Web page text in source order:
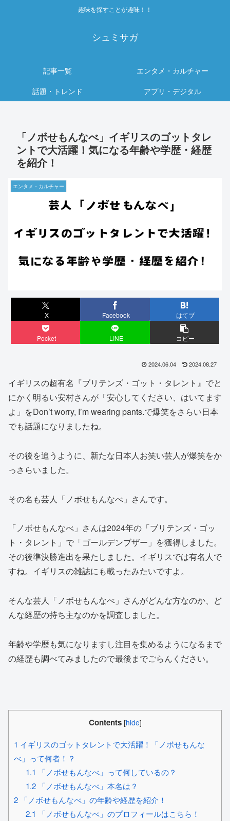
趣味を探すことが趣味！！
シュミサガ
記事一覧
エンタメ・カルチャー
話題・トレンド
アプリ・デジタル
「ノボせもんなべ」イギリスのゴットタレ
ントで大活躍！気になる年齢や学歴・経歴
を紹介！
エンタメ・カルチャー
X Facebook はてブ
Pocket LINE コピー
2024.06.04 2024.08.27
イギリスの超有名『ブリテンズ・ゴット・タレント』でと
にかく明るい安村さんが「安心してください、はいてます
よ」をDon’t worry, I’m wearing pants.で爆笑をさらい日本
でも話題になりましたね。
その後を追うように、新たな日本人お笑い芸人が爆笑をか
っさらいました。
その名も芸人「ノボせもんなべ」さんです。
「ノボせもんなべ」さんは2024年の「ブリテンズ・ゴッ
ト・タレント」で「ゴールデンブザー」を獲得しました。
その後準決勝進出を果たしました。イギリスでは有名人で
すね。イギリスの雑誌にも載ったみたいですよ。
そんな芸人「ノボせもんなべ」さんがどんな方なのか、ど
んな経歴の持ち主なのかを調査しました。
年齢や学歴も気になりますし注目を集めるようになるまで
の経歴も調べてみましたので最後までごらんください。
Contents [hide]
1 イギリスのゴットタレントで大活躍！「ノボせもんな
べ」って何者！？
1.1 「ノボせもんなべ」って何しているの？
1.2「ノボせもんなべ」本名は？
2 「ノボせもんなべ」の年齢や経歴を紹介！
2.1 「ノボせもんなべ」のプロフィールはこちら！